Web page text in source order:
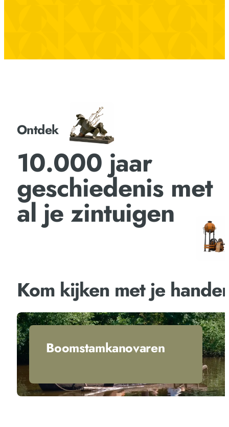
Ontdek
10.000 jaar
geschiedenis met
al je zintuigen
Kom kijken met je
Boomstamkanovaren